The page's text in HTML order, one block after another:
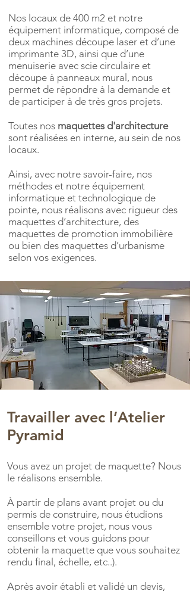
Nos locaux de 400 m2 et notre
équipement informatique, composé de
deux machines découpe laser et d’une
imprimante 3D, ainsi que d’une
menuiserie avec scie circulaire et
découpe à panneaux mural, nous
permet de répondre à la demande et
de participer à de très gros projets.
Toutes nos maquettes d'architecture
sont réalisées en interne, au sein de nos
locaux.
Ainsi, avec notre savoir-faire, nos
méthodes et notre équipement
informatique et technologique de
pointe, nous réalisons avec rigueur des
maquettes d’architecture, des
maquettes de promotion immobilière
ou bien des maquettes d’urbanisme
selon vos exigences.
Travailler avec l’Atelier
Pyramid
Vous avez un projet de maquette? Nous
le réalisons ensemble.
À partir de plans avant projet ou du
permis de construire, nous étudions
ensemble votre projet, nous vous
conseillons et vous guidons pour
obtenir la maquette que vous souhaitez
rendu final, échelle, etc..).
Après avoir établi et validé un devis,